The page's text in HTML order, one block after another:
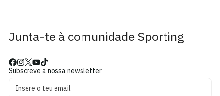
Junta-te à comunidade Sporting
Subscreve a nossa newsletter